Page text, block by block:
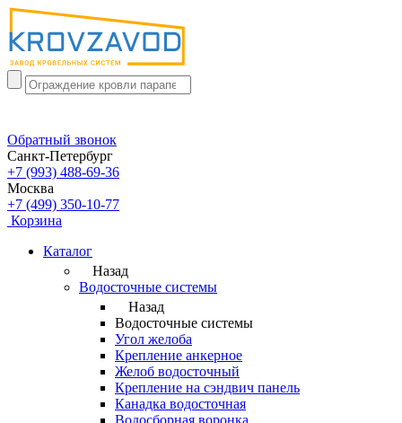
Обратный звонок
Санкт-Петербург
+7 (993) 488-69-36
Москва
+7 (499) 350-10-77
Корзина
Каталог
Назад
Водосточные системы
Назад
Водосточные системы
Угол желоба
Крепление анкерное
Желоб водосточный
Крепление на сэндвич панель
Канадка водосточная
Водосборная воронка